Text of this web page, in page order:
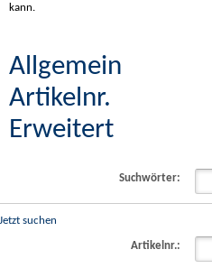
kann.
Allgemein
Artikelnr.
Erweitert
Suchwörter:
Jetzt suchen
Artikelnr.: